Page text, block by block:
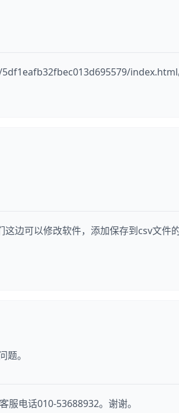
index.html
边可以修改软件，添加保存到csv文件
。
电话010-53688932。谢谢。